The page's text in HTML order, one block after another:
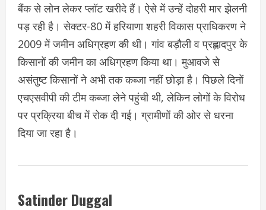
बैंक से लोन लेकर प्लॉट खरीदे हैं। ऐसे में उन्हें दोहरी मार झेलनी
पड़ रही है। सेक्टर-80 में हरियाणा शहरी विकास प्राधिकरण ने
2009 में जमीन अधिग्रहण की थी। गांव बड़ौली व प्रह्लादपुर के
किसानों की जमीन का अधिग्रहण किया था। मुआवजे से
असंतुष्ट किसानों ने अभी तक कब्जा नहीं छोड़ा है। पिछले दिनों
एचएसवीपी की टीम कब्जा लेने पहुंची थी, लेकिन लोगों के विरोध
पर प्रक्रिया बीच में रोक दी गई। ग्रामीणों की ओर से धरना
दिया जा रहा है।
Satinder Duggal